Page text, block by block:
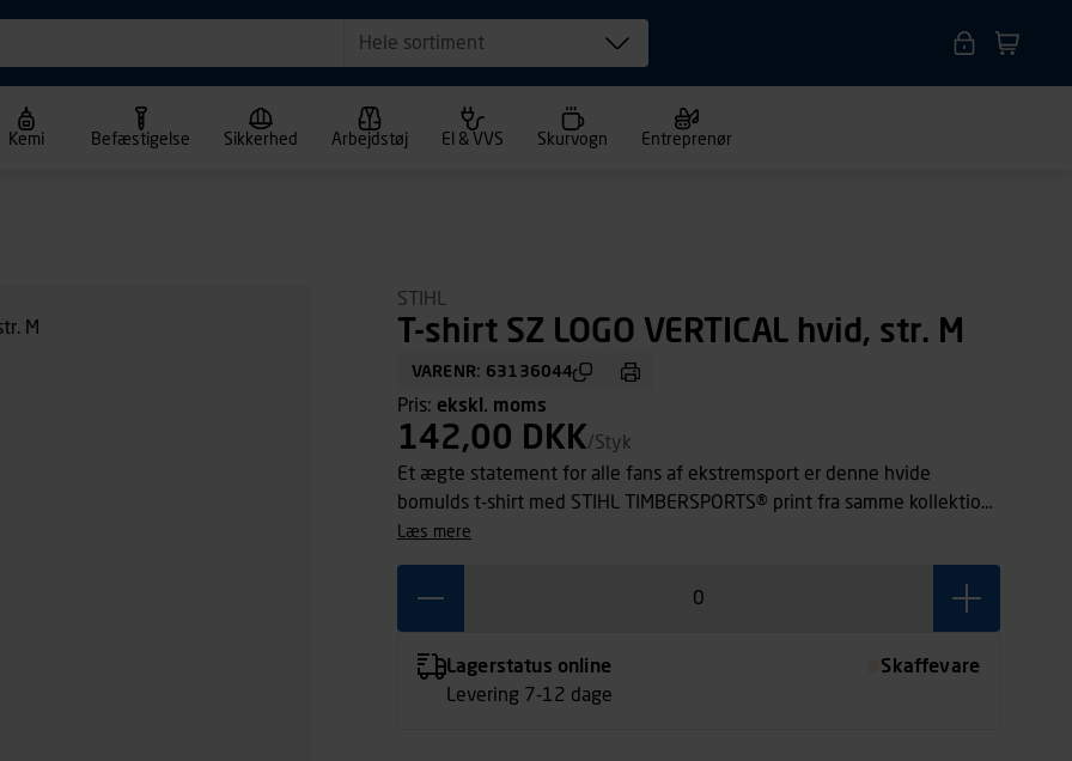
Hele sortiment
Kemi Befæstigelse Sikkerhed Arbejdstøj El & VVS Skurvogn Entreprenør
STIHL
T-shirt SZ LOGO VERTICAL hvid, str. M
VARENR: 63136044
Pris: ekskl. moms
142,00 DKK/Styk
Et ægte statement for alle fans af ekstremsport er denne hvide
bomulds t-shirt med STIHL TIMBERSPORTS® print fra samme kollektion.
Ser lige godt ud fra mandag til søndag, i skoven, på kontoret, på sofaen,
læs mere
Lagerstatus online
Levering 7-12 dage
Skaffevare